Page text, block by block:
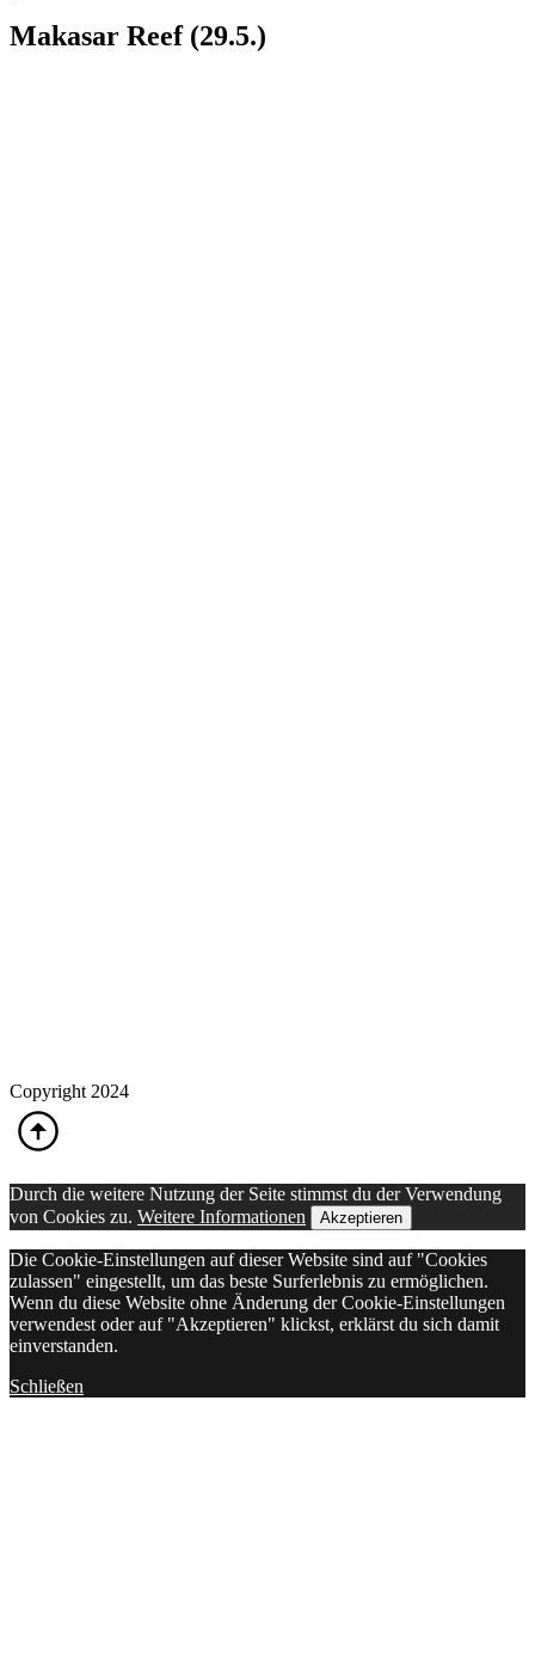
Makasar Reef (29.5.)
Copyright 2024
Durch die weitere Nutzung der Seite stimmst du der Verwendung
von Cookies zu. Weitere Informationen Akzeptieren
Die Cookie-Einstellungen auf dieser Website sind auf "Cookies
zulassen" eingestellt, um das beste Surferlebnis zu ermöglichen.
Wenn du diese Website ohne Änderung der Cookie-Einstellungen
verwendest oder auf "Akzeptieren" klickst, erklärst du sich damit
einverstanden.
Schließen